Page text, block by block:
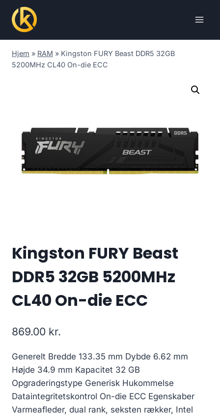
content
Hjem » RAM » Kingston FURY Beast DDR5 32GB
5200MHz CL40 On-die ECC
Kingston FURY Beast
DDR5 32GB 5200MHz
CL40 On-die ECC
869.00 kr.
Generelt Bredde 133.35 mm Dybde 6.62 mm
Højde 34.9 mm Kapacitet 32 GB
Opgraderingstype Generisk Hukommelse
Dataintegritetskontrol On-die ECC Egenskaber
Varmeafleder, dual rank, seksten rækker, Intel